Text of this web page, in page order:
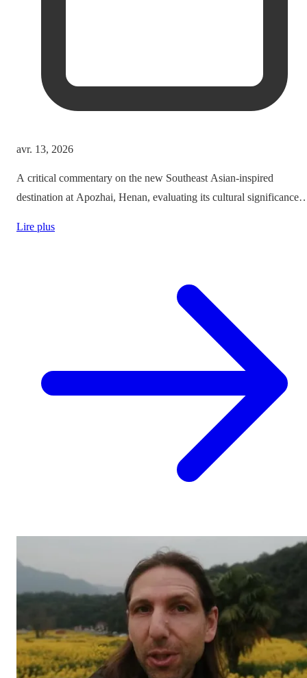
avr. 13, 2026
A critical commentary on the new Southeast Asian-inspired
destination at Apozhai, Henan, evaluating its cultural significance
Lire plus